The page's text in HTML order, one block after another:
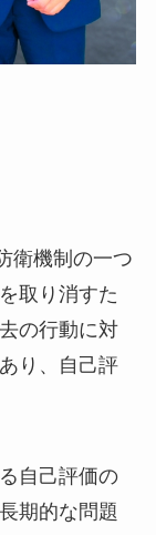
衛機制の一つ
取り消すた
の行動に対
り、自己評
自己評価の
期的な問題